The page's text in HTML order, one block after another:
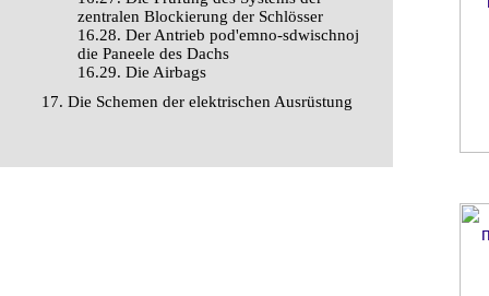
zentralen Blockierung der Schlösser
16.28. Der Antrieb pod'emno-sdwischnoj
die Paneele des Dachs
16.29. Die Airbags
17. Die Schemen der elektrischen Ausrüstung